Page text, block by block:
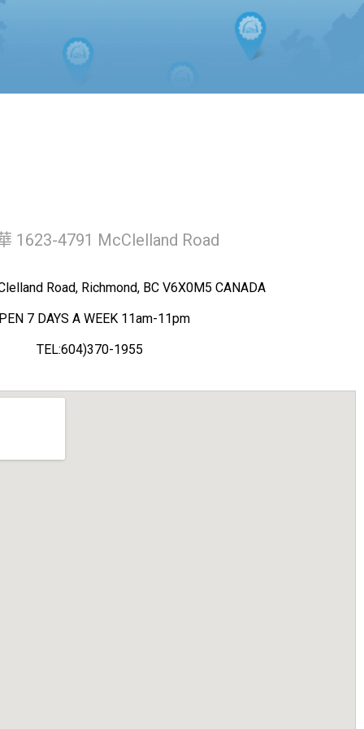
1623-4791 McClelland Road
Road, Richmond, BC V6X0M5 CANADA
7 DAYS A WEEK 11am-11pm
TEL:604)370-1955